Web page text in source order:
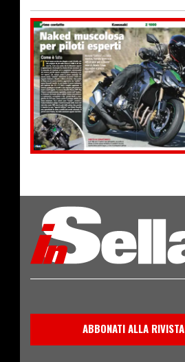
ABBONATI ALLA RIVISTA